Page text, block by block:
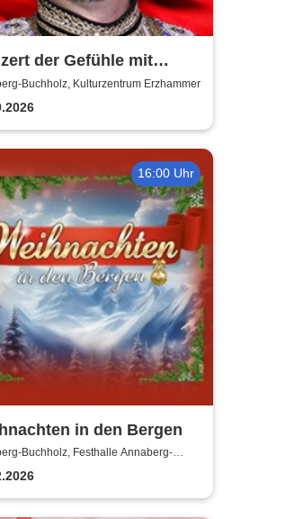
der Gefühle mit
Weiland
Buchholz, Kulturzentrum Erzhammer
16:00 Uhr
in den Bergen
Buchholz, Festhalle Annaberg-